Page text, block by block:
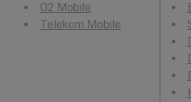
O2 Mobile
Telekom Mobile